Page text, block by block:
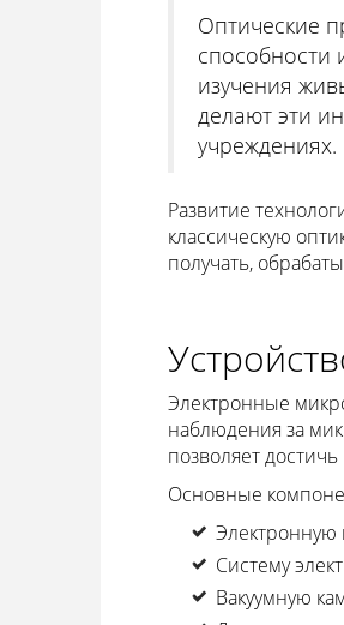
Оптические
способности
изучения
делают эти
учреждениях.
Развитие
классическую
получать,
Электронные
наблюдения за
позволяет
Основные
Электронную
Систему
Вакуумную